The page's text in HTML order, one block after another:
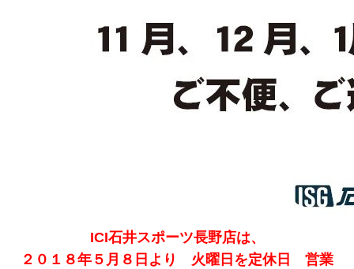
ICI石井スポーツ長野店は、
２０１８年５月８日より 火曜日を定休日 営業